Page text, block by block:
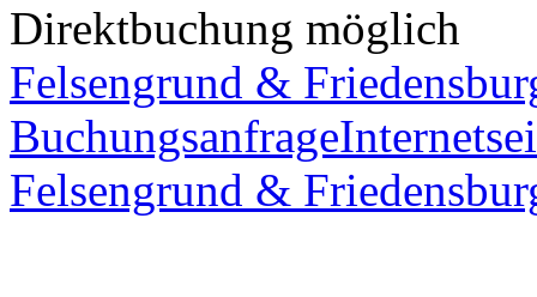
Direktbuchung möglich
Felsengrund &
Buchungsanfrage
Felsengrund &